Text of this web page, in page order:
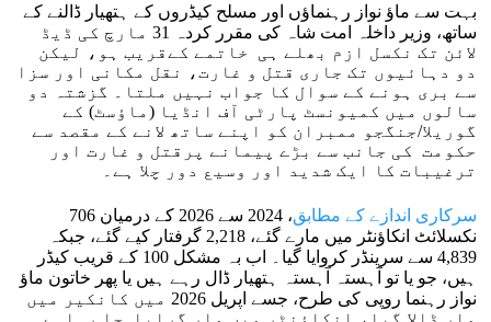
بہت سے ماؤ نواز رہنماؤں اور مسلح کیڈروں کے ہتھیار ڈالنے کے
ساتھ، وزیر داخلہ امت شاہ کی مقرر کردہ 31 مارچ کی ڈیڈ
لائن تک نکسل ازم بھلے ہی خاتمے کےقریب ہو، لیکن
دو دہائیوں تک جاری قتل و غارت، نقل مکانی اور سزا
سے بری ہونے کے سوال کا جواب نہیں ملتا۔ گزشتہ دو
سالوں میں کمیونسٹ پارٹی آف انڈیا (ماؤسٹ) کے
گوریلا/جنگجو ممبران کو اپنے ساتھ لانے کے مقصد سے
حکومت کی جانب سے بڑے پیمانے پرقتل و غارت اور
ترغیبات کا ایک شدید اور وسیع دور چلا ہے۔
سرکاری اندازے کے مطابق
، 2024 سے 2026 کے درمیان 706
نکسلائٹ انکاؤنٹر میں مارے گئے، 2,218 گرفتار کیے گئے، جبکہ
4,839 سے سرینڈر کروایا گیا۔ اب بہ مشکل 100 کے قریب کیڈر
ہیں، جو یا تو آہستہ آہستہ ہتھیار ڈال رہے ہیں یا پھر خاتون ماؤ
نواز رہنما روپی کی طرح، جسے اپریل 2026 میں کانکیر میں
مار ڈالا گیا، انکاؤنٹر میں مار گرایا جا رہاہے ۔